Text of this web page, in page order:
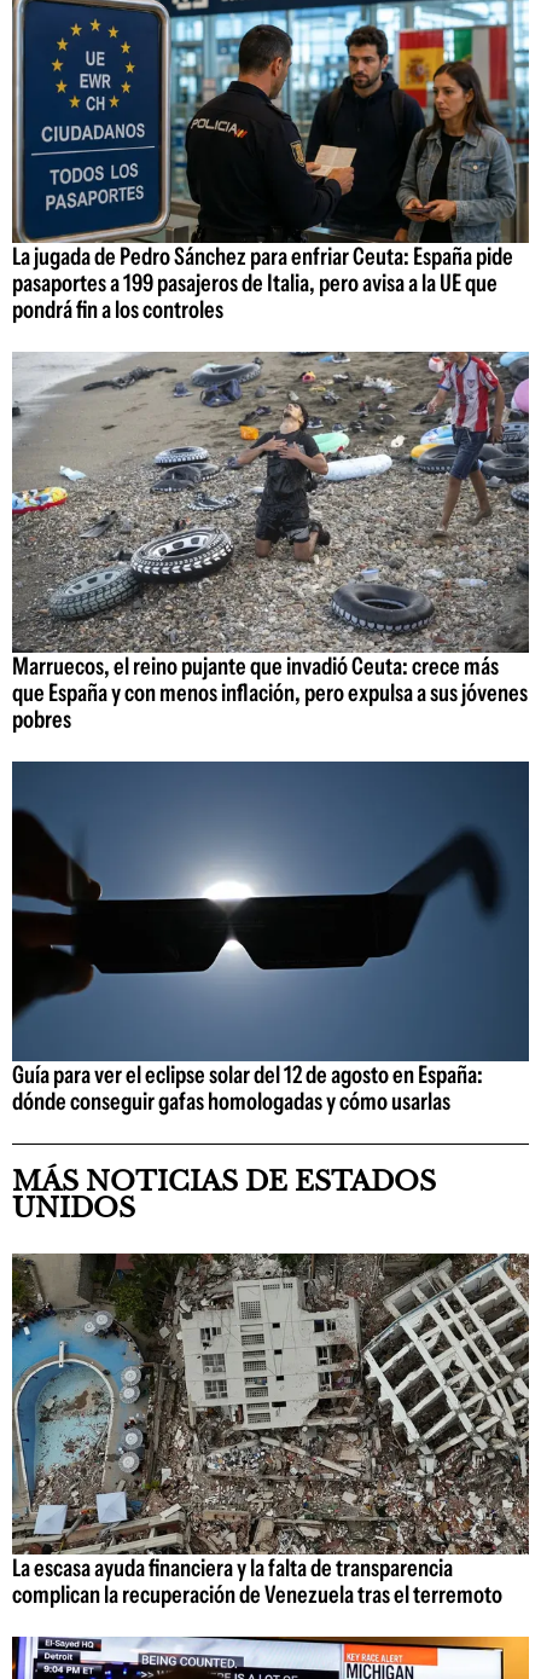
La jugada de Pedro Sánchez para enfriar Ceuta: España pide
pasaportes a 199 pasajeros de Italia, pero avisa a la UE que
pondrá fin a los controles
Marruecos, el reino pujante que invadió Ceuta: crece más
que España y con menos inflación, pero expulsa a sus jóvenes
pobres
Guía para ver el eclipse solar del 12 de agosto en España:
dónde conseguir gafas homologadas y cómo usarlas
MÁS NOTICIAS DE ESTADOS
UNIDOS
La escasa ayuda financiera y la falta de transparencia
complican la recuperación de Venezuela tras el terremoto